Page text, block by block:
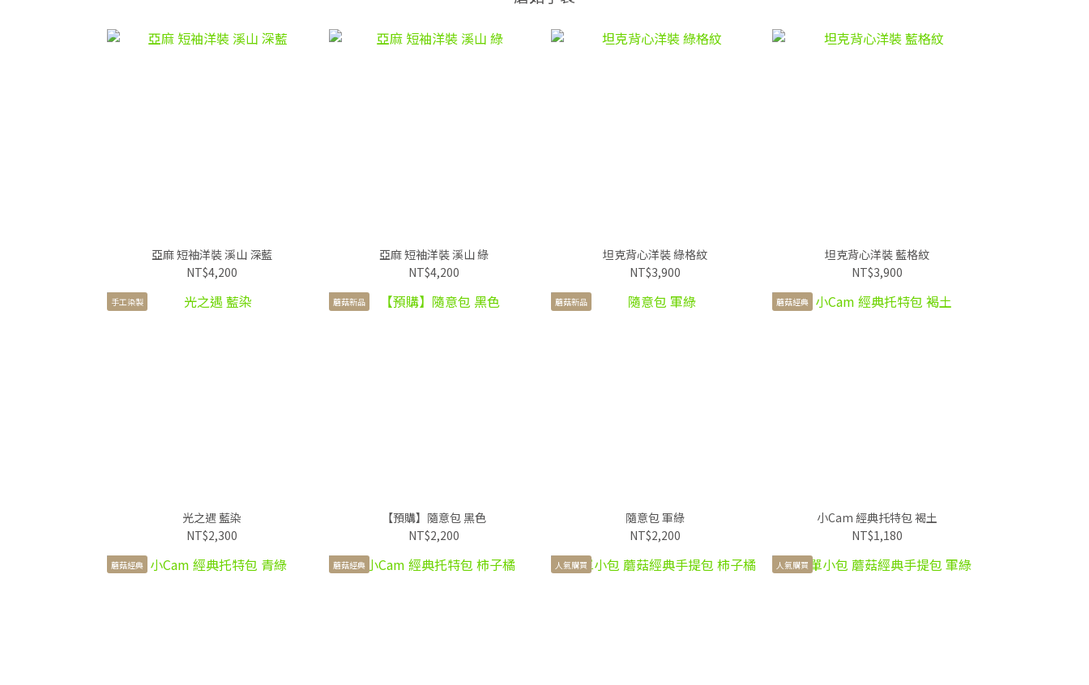
亞麻 短袖洋裝 溪山 深藍
NT$4,200
亞麻 短袖洋裝 溪山 綠
NT$4,200
坦克背心洋裝 綠格紋
NT$3,900
坦克背心洋裝 藍格紋
NT$3,900
手工染製
光之遇 藍染
NT$2,300
蘑菇新品
【預購】隨意包 黑色
NT$2,200
蘑菇新品
隨意包 軍綠
NT$2,200
蘑菇經典
小Cam 經典托特包 褐土
NT$1,180
蘑菇經典 蘑菇經典 人氣購買 人氣購買